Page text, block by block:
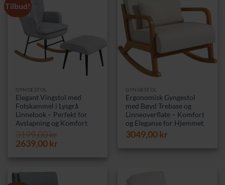
Tilbud!
GYNGESTOL
Elegant Vingstol med
Fotskammel i Lysgrå
Linnelook – Perfekt for
Avslapning og Komfort
3199,00kr
Opprinnelig
3199,00 kr.
2639,00krNåværende
GYNGESTOL
Ergonomisk Gyngestol
med Bøyd Trebase og
Linneoverflate – Komfort
og Eleganse for Hjemmet
3049,00kr